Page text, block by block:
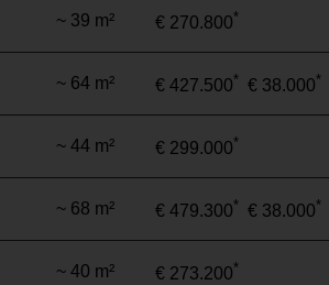
~ 39 m² € 270.800*
~ 64 m² € 427.500* € 38.000*
~ 44 m² € 299.000*
~ 68 m² € 479.300* € 38.000*
~ 40 m² € 273.200*